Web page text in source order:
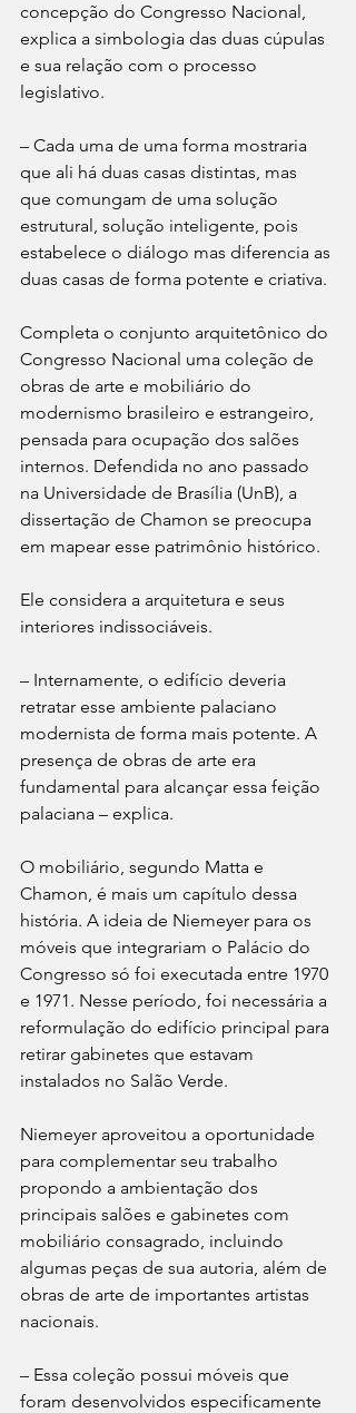
concepção do Congresso Nacional,
explica a simbologia das duas cúpulas
e sua relação com o processo
legislativo.
– Cada uma de uma forma mostraria
que ali há duas casas distintas, mas
que comungam de uma solução
estrutural, solução inteligente, pois
estabelece o diálogo mas diferencia as
duas casas de forma potente e criativa.
Completa o conjunto arquitetônico do
Congresso Nacional uma coleção de
obras de arte e mobiliário do
modernismo brasileiro e estrangeiro,
pensada para ocupação dos salões
internos. Defendida no ano passado
na Universidade de Brasília (UnB), a
dissertação de Chamon se preocupa
em mapear esse patrimônio histórico.
Ele considera a arquitetura e seus
interiores indissociáveis.
– Internamente, o edifício deveria
retratar esse ambiente palaciano
modernista de forma mais potente. A
presença de obras de arte era
fundamental para alcançar essa feição
palaciana – explica.
O mobiliário, segundo Matta e
Chamon, é mais um capítulo dessa
história. A ideia de Niemeyer para os
móveis que integrariam o Palácio do
Congresso só foi executada entre 1970
e 1971. Nesse período, foi necessária a
reformulação do edifício principal para
retirar gabinetes que estavam
instalados no Salão Verde.
Niemeyer aproveitou a oportunidade
para complementar seu trabalho
propondo a ambientação dos
principais salões e gabinetes com
mobiliário consagrado, incluindo
algumas peças de sua autoria, além de
obras de arte de importantes artistas
nacionais.
– Essa coleção possui móveis que
foram desenvolvidos especificamente